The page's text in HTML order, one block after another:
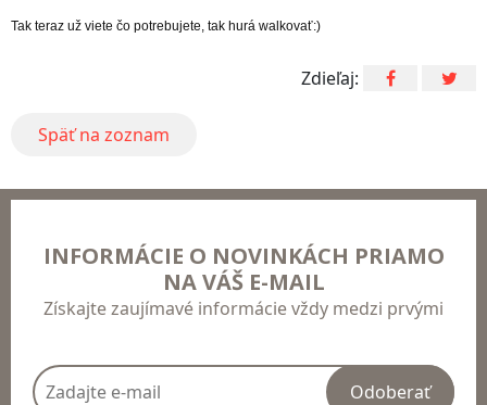
Tak teraz už viete čo potrebujete, tak hurá walkovať:)
Zdieľaj:
Späť na zoznam
INFORMÁCIE O NOVINKÁCH PRIAMO
NA VÁŠ E-MAIL
Získajte zaujímavé informácie vždy medzi prvými
Odoberať